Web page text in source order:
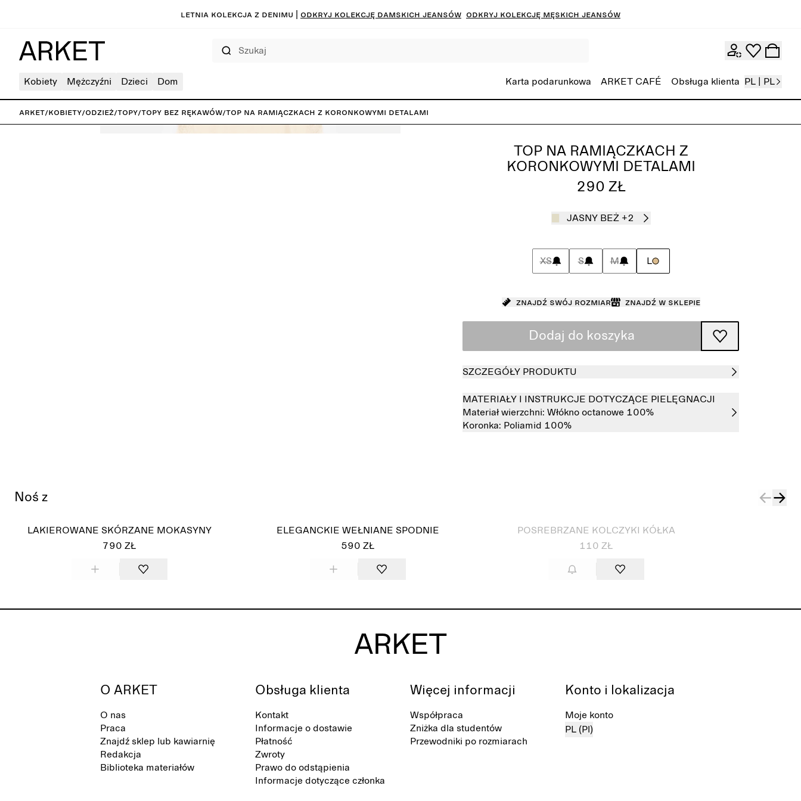
Letnia kolekcja z denimu | Odkryj kolekcję damskich jeansów Odkryj kolekcję męskich jeansów
Kobiety Mężczyźni Dzieci Dom Karta podarunkowa ARKET CAFÉ Obsługa klienta PL | PL
ARKET/Kobiety/Odzież/Topy/Topy bez rękawów/Top na ramiączkach z koronkowymi detalami
TOP NA RAMIĄCZKACH Z
KORONKOWYMI DETALAMI
290 ZŁ
JASNY BEŻ +2
XS S M L
Znajdź swój rozmiar Znajdź w sklepie
Dodaj do koszyka
SZCZEGÓŁY PRODUKTU
MATERIAŁY I INSTRUKCJE DOTYCZĄCE PIELĘGNACJI
Materiał wierzchni: Włókno octanowe 100%
Koronka: Poliamid 100%
Noś z
LAKIEROWANE SKÓRZANE MOKASYNY
790 ZŁ
ELEGANCKIE WEŁNIANE SPODNIE
590 ZŁ
POSREBRZANE KOLCZYKI KÓŁKA
110 ZŁ
O ARKET
O nas
Praca
Znajdź sklep lub kawiarnię
Redakcja
Biblioteka materiałów
Obsługa klienta
Kontakt
Informacje o dostawie
Płatność
Zwroty
Prawo do odstąpienia
Informacje dotyczące członka
Więcej informacji
Współpraca
Zniżka dla studentów
Przewodniki po rozmiarach
Konto i lokalizacja
Moje konto
PL (Pl)